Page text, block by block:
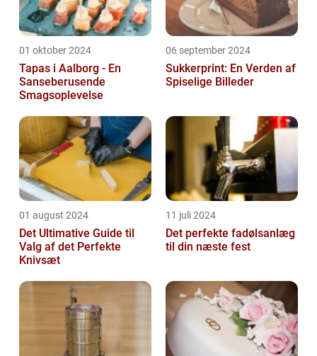
01 oktober 2024
Tapas i Aalborg - En
Sanseberusende
Smagsoplevelse
06 september 2024
Sukkerprint: En Verden af
Spiselige Billeder
01 august 2024
Det Ultimative Guide til
Valg af det Perfekte
Knivsæt
11 juli 2024
Det perfekte fadølsanlæg
til din næste fest